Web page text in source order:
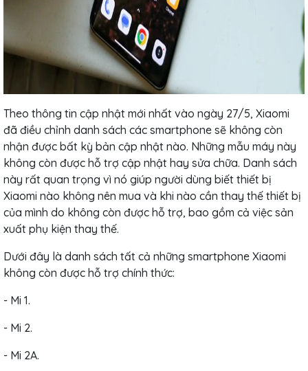
Theo thông tin cập nhật mới nhất vào ngày 27/5, Xiaomi
đã điều chỉnh danh sách các smartphone sẽ không còn
nhận được bất kỳ bản cập nhật nào. Những mẫu máy này
không còn được hỗ trợ cập nhật hay sửa chữa. Danh sách
này rất quan trọng vì nó giúp người dùng biết thiết bị
Xiaomi nào không nên mua và khi nào cần thay thế thiết bị
của mình do không còn được hỗ trợ, bao gồm cả việc sản
xuất phụ kiện thay thế.
Dưới đây là danh sách tất cả những smartphone Xiaomi
không còn được hỗ trợ chính thức:
- Mi 1.
- Mi 2.
- Mi 2A.